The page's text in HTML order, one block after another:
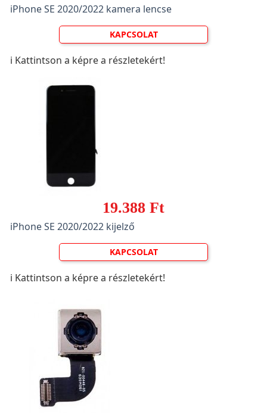
iPhone SE 2020/2022 kamera lencse
KAPCSOLAT
ℹ️ Kattintson a képre a részletekért!
19.388 Ft
iPhone SE 2020/2022 kijelző
KAPCSOLAT
ℹ️ Kattintson a képre a részletekért!